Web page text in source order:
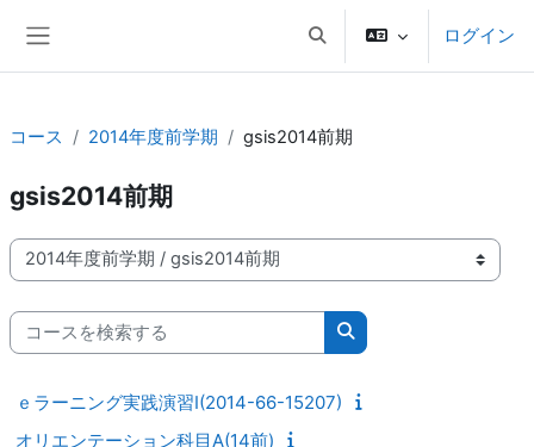
検索入力に切り替えるログイン
コース 2014年度前学期 gsis2014前期
gsis2014前期
コースカテゴリ
コースを検索する
コースを検索する
ｅラーニング実践演習I(2014-66-15207)
オリエンテーション科目A(14前)